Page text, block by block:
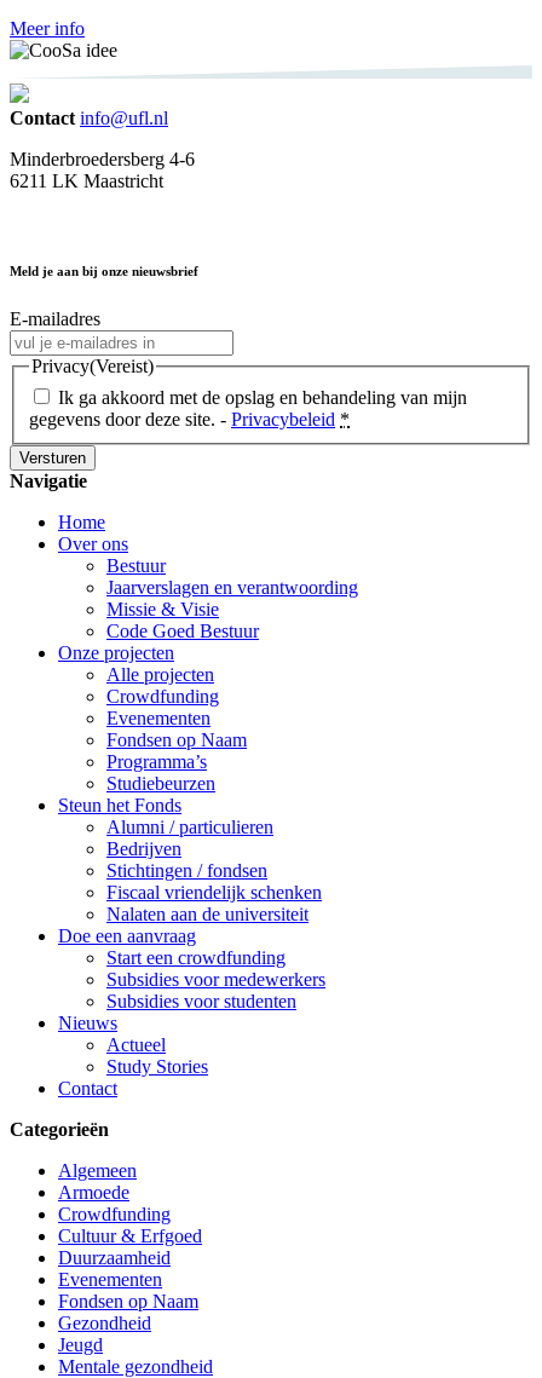
Meer info
Contact info@ufl.nl
Minderbroedersberg 4-6
6211 LK Maastricht
Meld je aan bij onze nieuwsbrief
E-mailadres
Privacy(Vereist)
Ik ga akkoord met de opslag en behandeling van mijn
gegevens door deze site. - Privacybeleid *
Navigatie
Home
Over ons
Bestuur
Jaarverslagen en verantwoording
Missie & Visie
Code Goed Bestuur
Onze projecten
Alle projecten
Crowdfunding
Evenementen
Fondsen op Naam
Programma’s
Studiebeurzen
Steun het Fonds
Alumni / particulieren
Bedrijven
Stichtingen / fondsen
Fiscaal vriendelijk schenken
Nalaten aan de universiteit
Doe een aanvraag
Start een crowdfunding
Subsidies voor medewerkers
Subsidies voor studenten
Nieuws
Actueel
Study Stories
Contact
Categorieën
Algemeen
Armoede
Crowdfunding
Cultuur & Erfgoed
Duurzaamheid
Evenementen
Fondsen op Naam
Gezondheid
Jeugd
Mentale gezondheid